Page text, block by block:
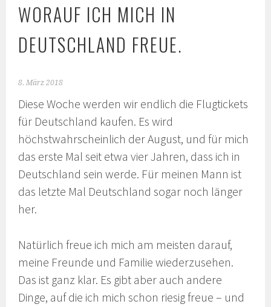
WORAUF ICH MICH IN
DEUTSCHLAND FREUE.
8. März 2018
Diese Woche werden wir endlich die Flugtickets
für Deutschland kaufen. Es wird
höchstwahrscheinlich der August, und für mich
das erste Mal seit etwa vier Jahren, dass ich in
Deutschland sein werde. Für meinen Mann ist
das letzte Mal Deutschland sogar noch länger
her.
Natürlich freue ich mich am meisten darauf,
meine Freunde und Familie wiederzusehen.
Das ist ganz klar. Es gibt aber auch andere
Dinge, auf die ich mich schon riesig freue – und